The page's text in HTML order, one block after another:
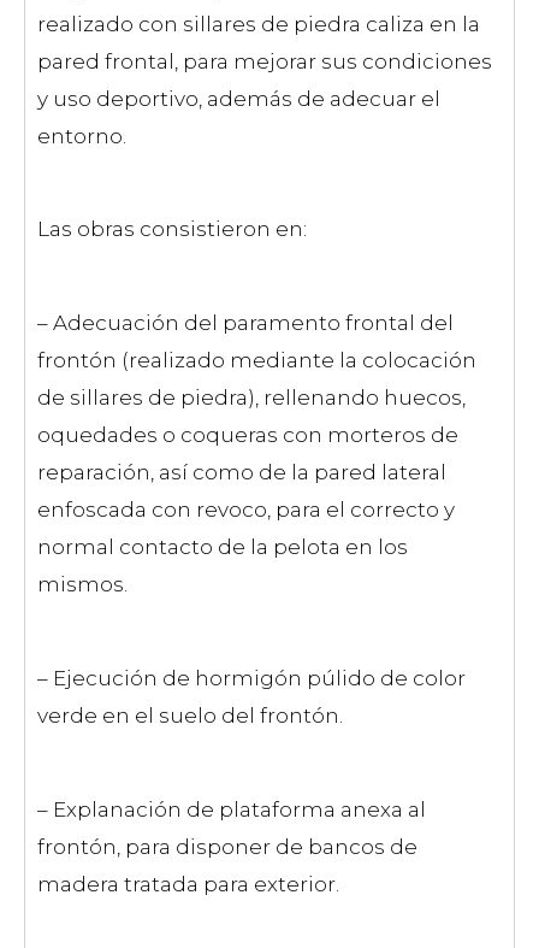
realizado con sillares de piedra caliza en la
pared frontal, para mejorar sus condiciones
y uso deportivo, además de adecuar el
entorno.
Las obras consistieron en:
– Adecuación del paramento frontal del
frontón (realizado mediante la colocación
de sillares de piedra), rellenando huecos,
oquedades o coqueras con morteros de
reparación, así como de la pared lateral
enfoscada con revoco, para el correcto y
normal contacto de la pelota en los
mismos.
– Ejecución de hormigón púlido de color
verde en el suelo del frontón.
– Explanación de plataforma anexa al
frontón, para disponer de bancos de
madera tratada para exterior.